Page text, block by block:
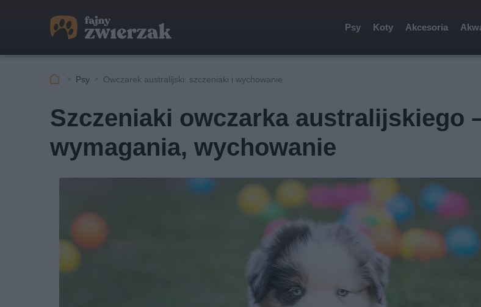
Psy Koty Akcesoria
Psy Owczarek australijski: szczeniaki i wychowanie
Szczeniaki owczarka australijskiego
wymagania, wychowanie